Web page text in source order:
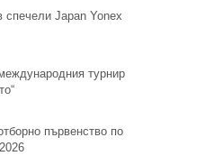
спечели Japan Yonex
турнир
първенство по